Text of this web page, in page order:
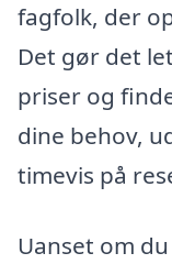
fagfolk, der
Det gør det
priser og
dine behov,
timevis på
Uanset om